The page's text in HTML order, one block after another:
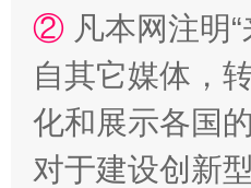
② 凡本网注明
自其它媒体，
化和展示各国
对于建设创新